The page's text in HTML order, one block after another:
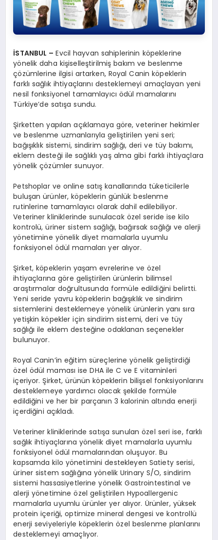
İSTANBUL –Evcil hayvan sahiplerinin köpeklerine
yönelik daha kişiselleştirilmiş bakım ve beslenme
çözümlerine ilgisi artarken, Royal Canin köpeklerin
farklı sağlık ihtiyaçlarını desteklemeyi amaçlayan yeni
nesil fonksiyonel tamamlayıcı ödül mamalarını
Türkiye’de satışa sundu.
Şirketten yapılan açıklamaya göre, veteriner hekimler
ve beslenme uzmanlarıyla geliştirilen yeni seri;
bağışıklık sistemi, sindirim sağlığı, deri ve tüy bakımı,
eklem desteği ile sağlıklı yaş alma gibi farklı ihtiyaçlara
yönelik çözümler sunuyor.
Petshoplar ve online satış kanallarında tüketicilerle
buluşan ürünler, köpeklerin günlük beslenme
rutinlerine tamamlayıcı olarak dahil edilebiliyor.
Veteriner kliniklerinde sunulacak özel seride ise kilo
kontrolü, üriner sistem sağlığı, bağırsak sağlığı ve alerji
yönetimine yönelik diyet mamalarla uyumlu
fonksiyonel ödül mamaları yer alıyor.
Şirket, köpeklerin yaşam evrelerine ve özel
ihtiyaçlarına göre geliştirilen ürünlerin bilimsel
araştırmalar doğrultusunda formüle edildiğini belirtti.
Yeni seride yavru köpeklerin bağışıklık ve sindirim
sistemlerini desteklemeye yönelik ürünlerin yanı sıra
yetişkin köpekler için sindirim sistemi, deri ve tüy
sağlığı ile eklem desteğine odaklanan seçenekler
bulunuyor.
Royal Canin’in eğitim süreçlerine yönelik geliştirdiği
özel ödül maması ise DHA ile C ve E vitaminleri
içeriyor. Şirket, ürünün köpeklerin bilişsel fonksiyonlarını
desteklemeye yardımcı olacak şekilde formüle
edildiğini ve her bir parçanın 3 kalorinin altında enerji
içerdiğini açıkladı.
Veteriner kliniklerinde satışa sunulan özel seri ise, farklı
sağlık ihtiyaçlarına yönelik diyet mamalarla uyumlu
fonksiyonel ödül mamalarından oluşuyor. Bu
kapsamda kilo yönetimini destekleyen Satiety serisi,
üriner sistem sağlığına yönelik Urinary S/O, sindirim
sistemi hassasiyetlerine yönelik Gastrointestinal ve
alerji yönetimine özel geliştirilen Hypoallergenic
mamalarla uyumlu ürünler yer alıyor. Ürünler, yüksek
protein içeriği, optimize mineral dengesi ve kontrollü
enerji seviyeleriyle köpeklerin özel beslenme planlarını
desteklemeyi amaçlıyor.